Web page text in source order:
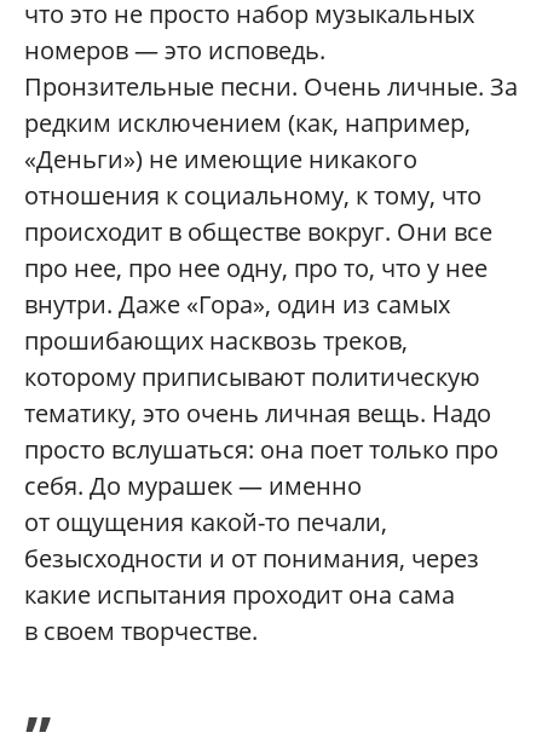
что это не просто набор музыкальных
номеров — это исповедь.
Пронзительные песни. Очень личные. За
редким исключением (как, например,
«Деньги») не имеющие никакого
отношения к социальному, к тому, что
происходит в обществе вокруг. Они все
про нее, про нее одну, про то, что у нее
внутри. Даже «Гора», один из самых
прошибающих насквозь треков,
которому приписывают политическую
тематику, это очень личная вещь. Надо
просто вслушаться: она поет только про
себя. До мурашек — именно
от ощущения какой-то печали,
безысходности и от понимания, через
какие испытания проходит она сама
в своем творчестве.
„